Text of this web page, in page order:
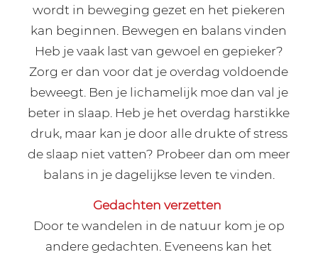
wordt in beweging gezet en het piekeren
kan beginnen. Bewegen en balans vinden
Heb je vaak last van gewoel en gepieker?
Zorg er dan voor dat je overdag voldoende
beweegt. Ben je lichamelijk moe dan val je
beter in slaap. Heb je het overdag harstikke
druk, maar kan je door alle drukte of stress
de slaap niet vatten? Probeer dan om meer
balans in je dagelijkse leven te vinden.
Gedachten verzetten
Door te wandelen in de natuur kom je op
andere gedachten. Eveneens kan het